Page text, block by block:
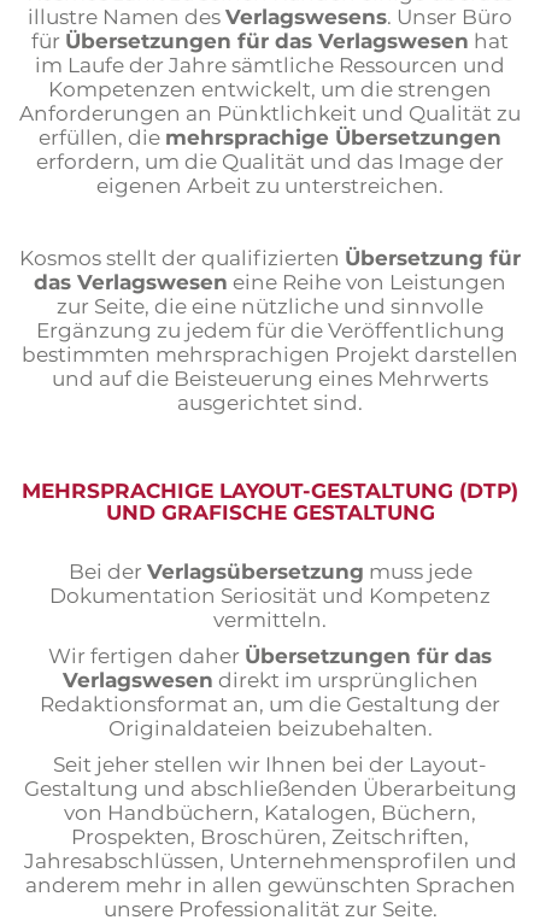
Praktikum
Probeübersetzungen
illustre Namen des Verlagswesens. Unser Büro
für Übersetzungen für das Verlagswesen hat
im Laufe der Jahre sämtliche Ressourcen und
Kompetenzen entwickelt, um die strengen
Anforderungen an Pünktlichkeit und Qualität zu
erfüllen, die mehrsprachige Übersetzungen
erfordern, um die Qualität und das Image der
eigenen Arbeit zu unterstreichen.
Kosmos stellt der qualifizierten Übersetzung für
das Verlagswesen eine Reihe von Leistungen
zur Seite, die eine nützliche und sinnvolle
Ergänzung zu jedem für die Veröffentlichung
bestimmten mehrsprachigen Projekt darstellen
und auf die Beisteuerung eines Mehrwerts
ausgerichtet sind.
MEHRSPRACHIGE LAYOUT-GESTALTUNG (DTP)
UND GRAFISCHE GESTALTUNG
Bei der Verlagsübersetzung muss jede
Dokumentation Seriosität und Kompetenz
vermitteln.
Wir fertigen daher Übersetzungen für das
Verlagswesen direkt im ursprünglichen
Redaktionsformat an, um die Gestaltung der
Originaldateien beizubehalten.
Seit jeher stellen wir Ihnen bei der Layout-
Gestaltung und abschließenden Überarbeitung
von Handbüchern, Katalogen, Büchern,
Prospekten, Broschüren, Zeitschriften,
Jahresabschlüssen, Unternehmensprofilen und
anderem mehr in allen gewünschten Sprachen
unsere Professionalität zur Seite.